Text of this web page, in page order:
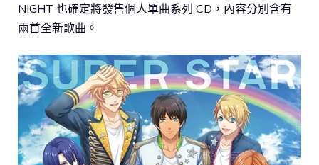
NIGHT 也確定將發售個人單曲系列 CD，內容分別含有
兩首全新歌曲。